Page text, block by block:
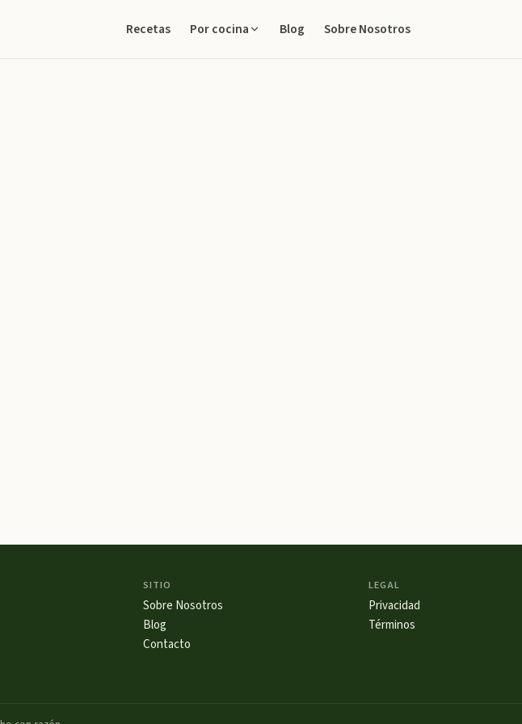
Recetas Por cocina Blog Sobre Nosotros
SITIO
Sobre Nosotros
Blog
Contacto
LEGAL
Privacidad
Términos